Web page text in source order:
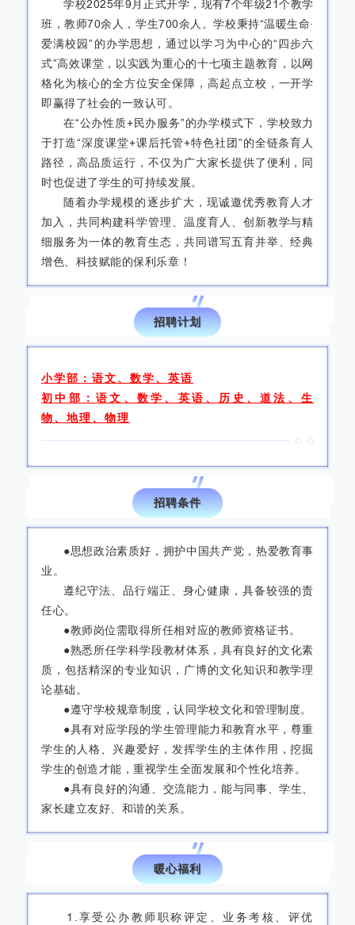
学校2025年9月正式开学，现有7个年级21个教学
班，教师70余人，学生700余人。学校秉持“温暖生命·
爱满校园”的办学思想，通过以学习为中心的“四步六
式”高效课堂，以实践为重心的十七项主题教育，以网
格化为核心的全方位安全保障，高起点立校，一开学
即赢得了社会的一致认可。
在“公办性质+民办服务”的办学模式下，学校致力
于打造“深度课堂+课后托管+特色社团”的全链条育人
路径，高品质运行，不仅为广大家长提供了便利，同
时也促进了学生的可持续发展。
随着办学规模的逐步扩大，现诚邀优秀教育人才
加入，共同构建科学管理、温度育人、创新教学与精
细服务为一体的教育生态，共同谱写五育并举、经典
增色、科技赋能的保利乐章！
02
招聘计划
小学部： 语文、数学、英语
初中部：语文、数学、英语、历史、道法、生
物、地理、物理
03
招聘条件
●思想政治素质好，拥护中国共产党，热爱教育事
业。
遵纪守法、品行端正、身心健康，具备较强的责
任心。
●教师岗位需取得所任相对应的教师资格证书。
●熟悉所任学科学段教材体系，具有良好的文化素
质，包括精深的专业知识，广博的文化知识和教学理
论基础。
●遵守学校规章制度，认同学校文化和管理制度。
●具有对应学段的学生管理能力和教育水平，尊重
学生的人格、兴趣爱好，发挥学生的主体作用，挖掘
学生的创造才能，重视学生全面发展和个性化培养。
●具有良好的沟通、交流能力，能与同事、学生、
家长建立友好、和谐的关系。
04
暖心福利
1.享受公办教师职称评定、业务考核、评优